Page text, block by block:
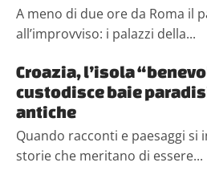
A meno di due ore da Roma il
all’improvviso: i palazzi della...
Croazia, l’isola
custodisce baie
antiche
Quando racconti e paesaggi si
storie che meritano di essere...